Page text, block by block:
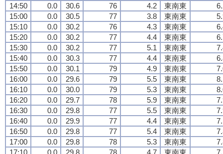
14:50 0.0 30.6 76 4.2 東南東
15:00
0.0 30.5 77 3.8 東南東
15:10
0.0 30.2 76 4.3 東南東
15:20
0.0 30.2 77 4.4 東南東
15:30
0.0 30.2 77 5.1 東南東
15:40
0.0 30.3 77 4.4 東南東
15:50
0.0 30.1 79 4.9 東南東
16:00
0.0 29.6 79 5.5 東南東
16:10
0.0 30.0 79 5.3 東南東
16:20
0.0 29.7 78 5.9 東南東
16:30
0.0 29.8 77 5.5 東南東
16:40
0.0 29.9 77 4.4 東南東
16:50
0.0 29.8 77 5.4 東南東
17:00
0.0 29.8 78 5.3 東南東
17:10
0.0 29.8 78 4.7 東南東